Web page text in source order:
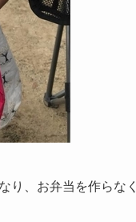
り、お弁当を作らな